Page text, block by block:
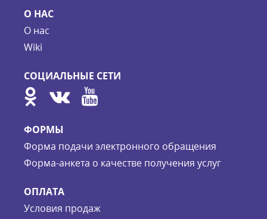
О НАС
О нас
Wiki
СОЦИАЛЬНЫЕ СЕТИ
ФОРМЫ
Форма подачи электронного обращения
Форма-анкета о качестве получения услуг
ОПЛАТА
Условия продаж